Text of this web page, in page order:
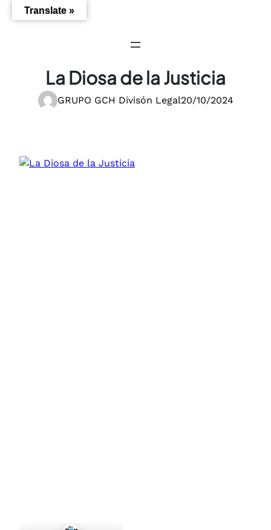
Saltar
La Diosa de la Justicia
GRUPO GCH Divisón Legal20/10/2024
Translate »